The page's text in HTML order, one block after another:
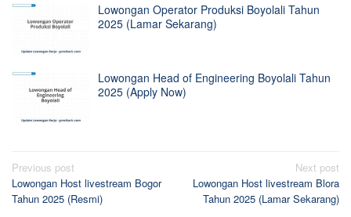
Lowongan Operator Produksi Boyolali Tahun
2025 (Lamar Sekarang)
Lowongan Head of Engineering Boyolali Tahun
2025 (Apply Now)
Post
navigation
Previous post
Lowongan Host livestream Bogor
Tahun 2025 (Resmi)
Next post
Lowongan Host livestream Blora
Tahun 2025 (Lamar Sekarang)